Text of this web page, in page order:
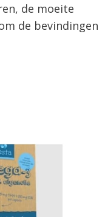
de moeite
de bevindingen